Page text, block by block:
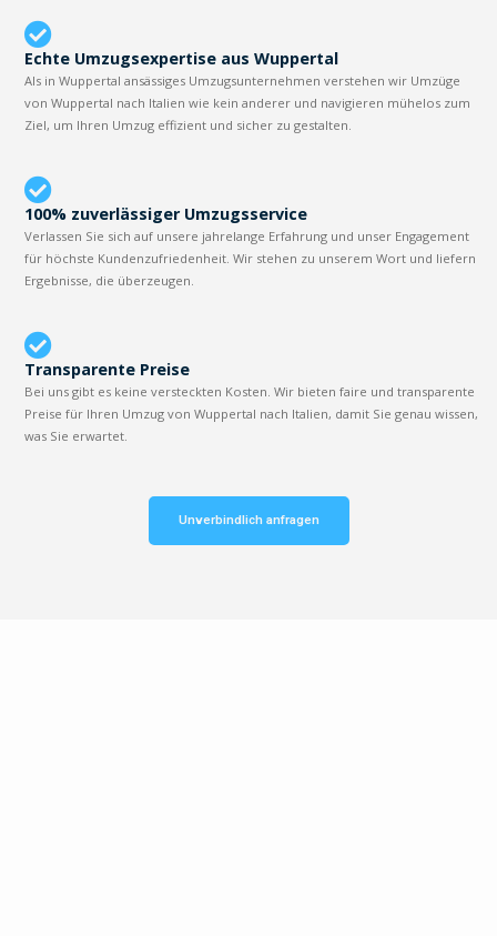
Echte Umzugsexpertise aus Wuppertal
Als in Wuppertal ansässiges Umzugsunternehmen verstehen wir Umzüge
von Wuppertal nach Italien wie kein anderer und navigieren mühelos zum
Ziel, um Ihren Umzug effizient und sicher zu gestalten.
100% zuverlässiger Umzugsservice
Verlassen Sie sich auf unsere jahrelange Erfahrung und unser Engagement
für höchste Kundenzufriedenheit. Wir stehen zu unserem Wort und liefern
Ergebnisse, die überzeugen.
Transparente Preise
Bei uns gibt es keine versteckten Kosten. Wir bieten faire und transparente
Preise für Ihren Umzug von Wuppertal nach Italien, damit Sie genau wissen,
was Sie erwartet.
Unverbindlich anfragen